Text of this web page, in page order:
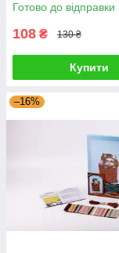
Готово до відправки
108 ₴ 130 ₴
Купити
–16%